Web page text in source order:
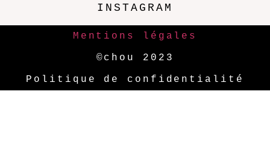
INSTAGRAM
Mentions légales
©chou 2023
Politique de confidentialité